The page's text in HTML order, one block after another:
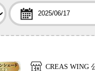
CREAS WING